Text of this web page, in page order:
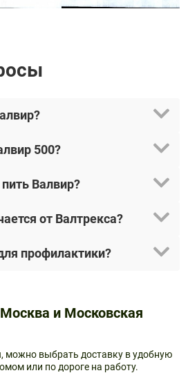
500?
Валвир?
от Валтрекса?
профилактики?
и Московская
можно выбрать доставку в удобную
или по дороге на работу.